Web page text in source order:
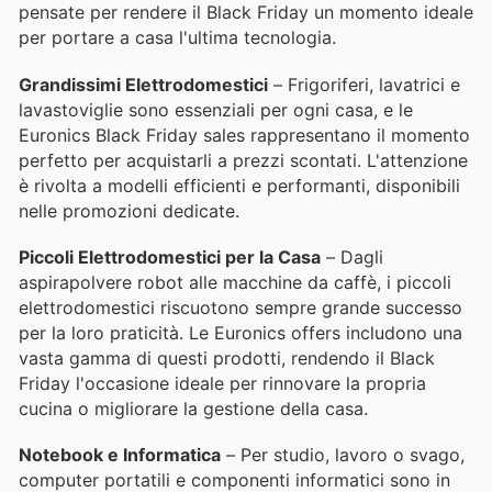
pensate per rendere il Black Friday un momento ideale
per portare a casa l'ultima tecnologia.
Grandissimi Elettrodomestici – Frigoriferi, lavatrici e
lavastoviglie sono essenziali per ogni casa, e le
Euronics Black Friday sales rappresentano il momento
perfetto per acquistarli a prezzi scontati. L'attenzione
è rivolta a modelli efficienti e performanti, disponibili
nelle promozioni dedicate.
Piccoli Elettrodomestici per la Casa – Dagli
aspirapolvere robot alle macchine da caffè, i piccoli
elettrodomestici riscuotono sempre grande successo
per la loro praticità. Le Euronics offers includono una
vasta gamma di questi prodotti, rendendo il Black
Friday l'occasione ideale per rinnovare la propria
cucina o migliorare la gestione della casa.
Notebook e Informatica – Per studio, lavoro o svago,
computer portatili e componenti informatici sono in